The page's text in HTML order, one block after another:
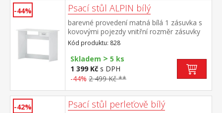
-44% Psací stůl ALPIN bílý
barevné provedení matná bílá 1 zásuvka s
kovovými pojezdy vnitřní rozměr zásuvky
(š/h/v) 27 × 31 × 9 cm montáž možná
pouze na pravou stranu
Kód produktu: 828
Skladem > 5 ks
1 399 Kč s DPH
-44% 2 499 Kč **
-42% Psací stůl perleťově bílý